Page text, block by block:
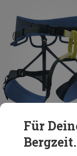
Du sparst 50%
Für